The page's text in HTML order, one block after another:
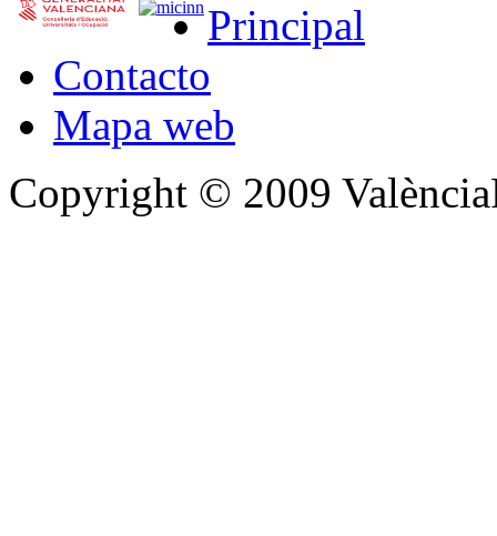
Principal
Contacto
Mapa web
Copyright © 2009